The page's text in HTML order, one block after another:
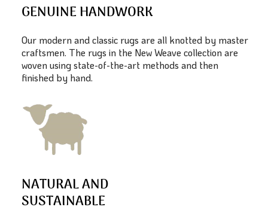
GENUINE HANDWORK
Our modern and classic rugs are all knotted by master
craftsmen. The rugs in the New Weave collection are
woven using state-of-the-art methods and then
finished by hand.
NATURAL AND
SUSTAINABLE